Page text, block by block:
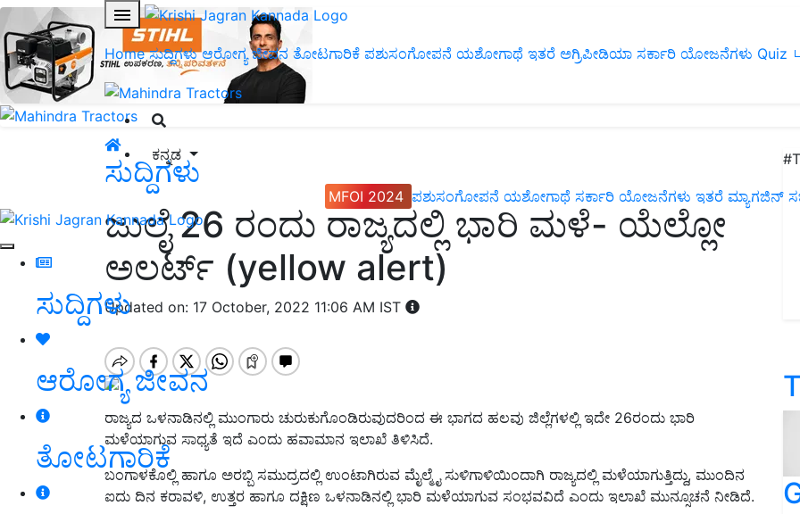
Home ಸುದ್ದಿಗಳು ಆರೋಗ್ಯ ಜೀವನ ತೋಟಗಾರಿಕೆ ಪಶುಸಂಗೋಪನೆ ಯಶೋಗಾಥೆ ಇತರೆ ಅಗ್ರಿಪೀಡಿಯಾ ಸರ್ಕಾರಿ ಯೋಜನೆಗಳು Quiz
ಕನ್ನಡ
MFOI 2024 ಪಶುಸಂಗೋಪನೆ ಯಶೋಗಾಥೆ ಸರ್ಕಾರಿ ಯೋಜನೆಗಳು ಇತರೆ ಮ್ಯಾಗಜಿನ್‌
ಸುದ್ದಿಗಳು
ಆರೋಗ್ಯ ಜೀವನ
ತೋಟಗಾರಿಕೆ
ಸುದ್ದಿಗಳು
ಜುಲೈ 26 ರಂದು ರಾಜ್ಯದಲ್ಲಿ ಭಾರಿ ಮಳೆ- ಯೆಲ್ಲೋ
ಅಲರ್ಟ್ (yellow alert)
Updated on: 17 October, 2022 11:06 AM IST
ರಾಜ್ಯದ ಒಳನಾಡಿನಲ್ಲಿ ಮುಂಗಾರು ಚುರುಕುಗೊಂಡಿರುವುದರಿಂದ ಈ ಭಾಗದ ಹಲವು ಜಿಲ್ಲೆಗಳಲ್ಲಿ ಇದೇ 26ರಂದು ಭಾರಿ
ಮಳೆಯಾಗುವ ಸಾಧ್ಯತೆ ಇದೆ ಎಂದು ಹವಾಮಾನ ಇಲಾಖೆ ತಿಳಿಸಿದೆ.
ಬಂಗಾಳಕೊಲ್ಲಿ ಹಾಗೂ ಅರಬ್ಬಿ ಸಮುದ್ರದಲ್ಲಿ ಉಂಟಾಗಿರುವ ಮೈಲ್ಮೈ ಸುಳಿಗಾಳಿಯಿಂದಾಗಿ ರಾಜ್ಯದಲ್ಲಿ ಮಳೆಯಾಗುತ್ತಿದ್ದು, ಮುಂದಿನ
ಐದು ದಿನ ಕರಾವಳಿ, ಉತ್ತರ ಹಾಗೂ ದಕ್ಷಿಣ ಒಳನಾಡಿನಲ್ಲಿ ಭಾರಿ ಮಳೆಯಾಗುವ ಸಂಭವವಿದೆ ಎಂದು ಇಲಾಖೆ ಮುನ್ಸೂಚನೆ ನೀಡಿದೆ.